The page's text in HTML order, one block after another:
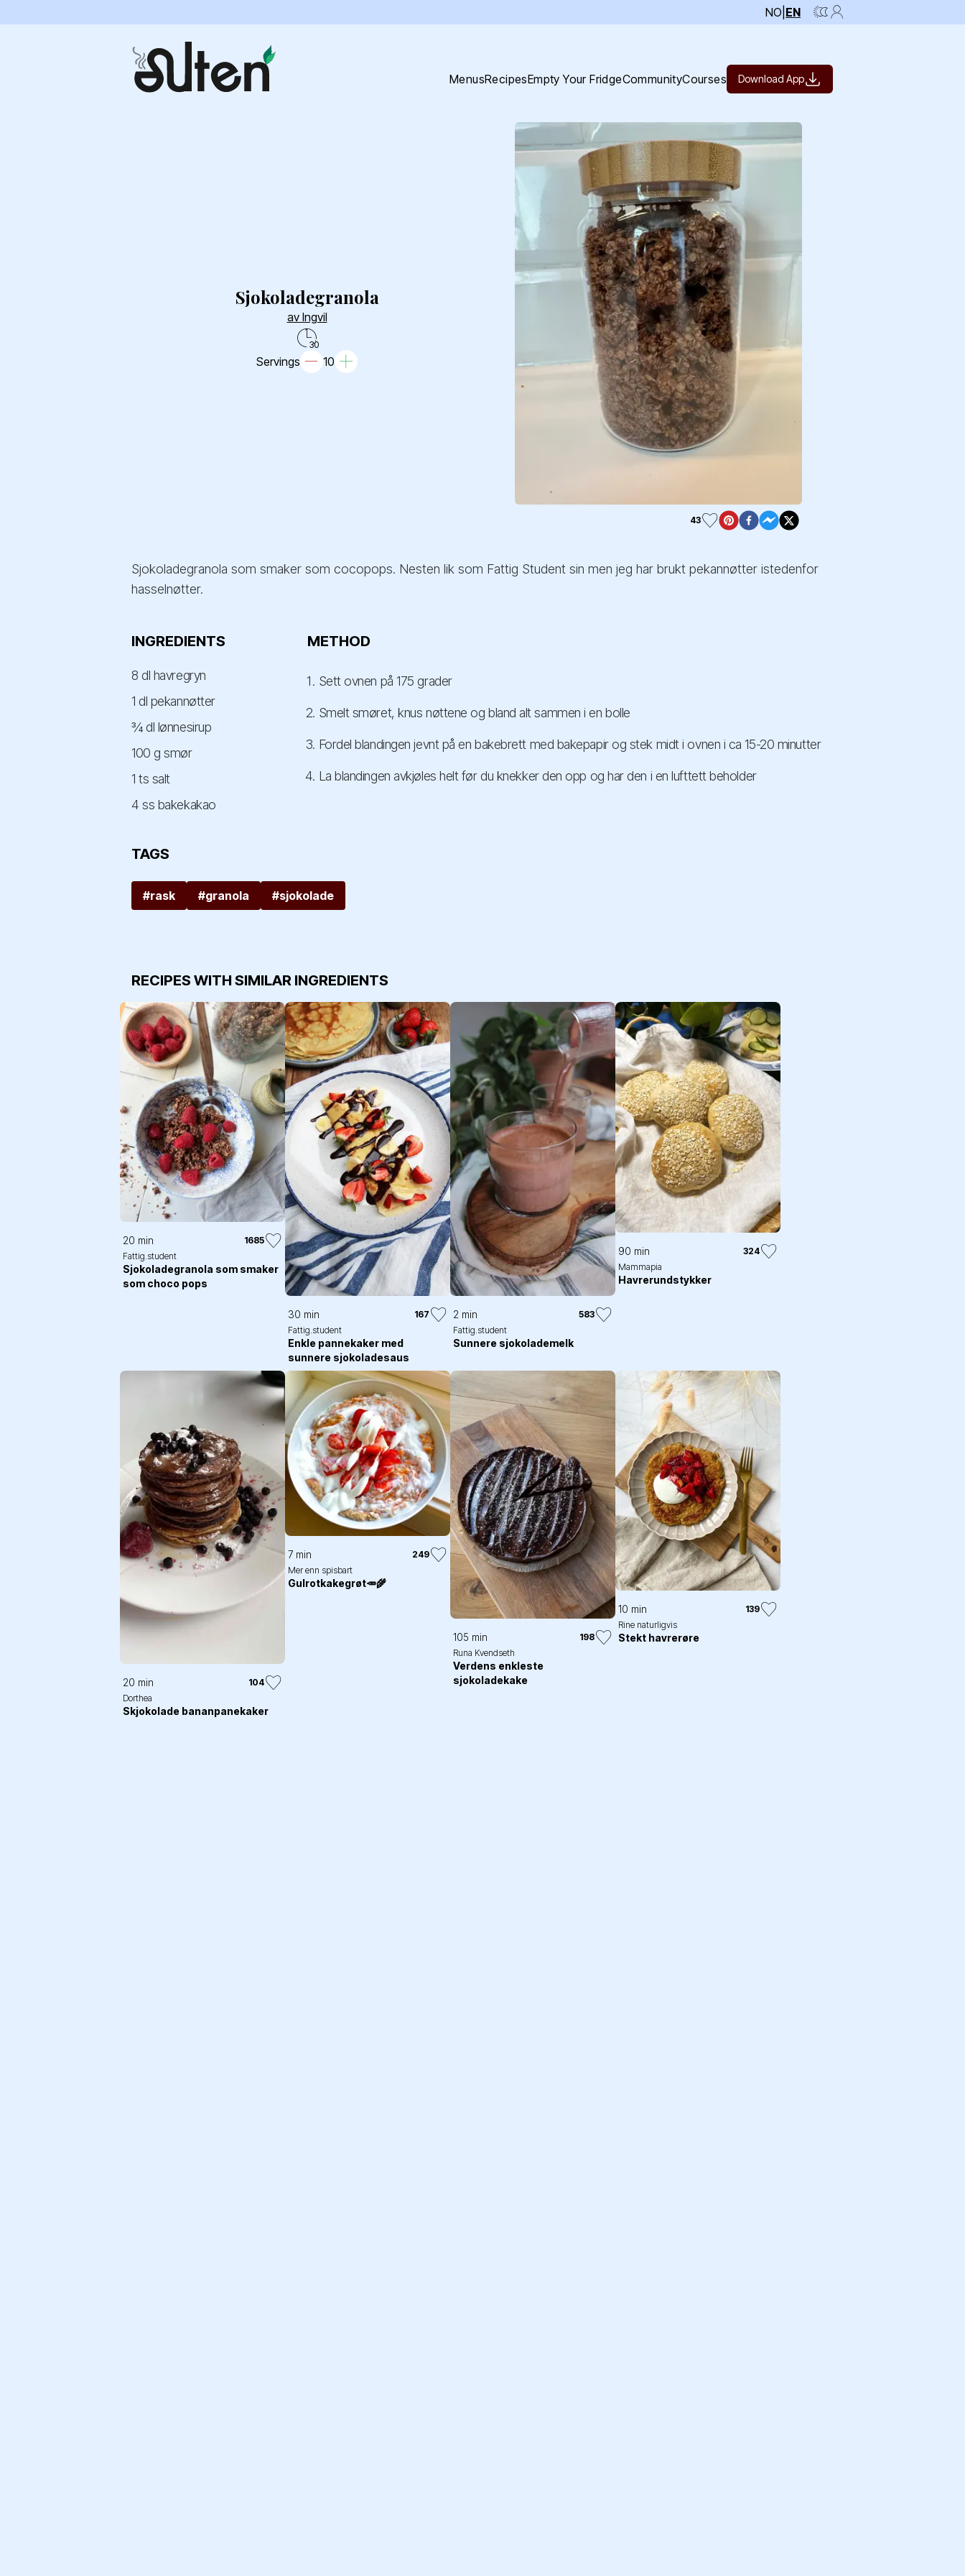
NO EN
MenusRecipesEmpty Your FridgeCommunityCourses Download App
Sjokoladegranola
av Ingvil
30
Servings 10
43
Sjokoladegranola som smaker som cocopops. Nesten lik som Fattig Student sin men jeg har brukt pekannøtter istedenfor
hasselnøtter.
INGREDIENTS
8 dl havregryn
1 dl pekannøtter
¾ dl lønnesirup
100 g smør
1 ts salt
4 ss bakekakao
METHOD
Sett ovnen på 175 grader
Smelt smøret, knus nøttene og bland alt sammen i en bolle
Fordel blandingen jevnt på en bakebrett med bakepapir og stek midt i ovnen i ca 15-20 minutter
La blandingen avkjøles helt før du knekker den opp og har den i en lufttett beholder
TAGS
#rask #granola #sjokolade
RECIPES WITH SIMILAR INGREDIENTS
20 min
1685
Fattig.student
Sjokoladegranola som smaker
som choco pops
30 min
167
Fattig.student
Enkle pannekaker med
sunnere sjokoladesaus
2 min
583
Fattig.student
Sunnere sjokolademelk
90 min
324
Mammapia
Havrerundstykker
20 min
104
Dorthea
Skjokolade bananpanekaker
7 min
249
Mer enn spisbart
Gulrotkakegrøt🥕🌾
105 min
198
Runa Kvendseth
Verdens enkleste
sjokoladekake
10 min
139
Rine naturligvis
Stekt havrerøre